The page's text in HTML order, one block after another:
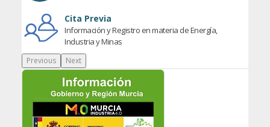
Cita Previa
Información y Registro en materia de Energía,
Industria y Minas
Previous Next